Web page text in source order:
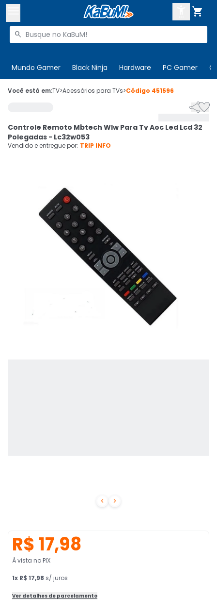

Buscar produtos

Mundo Gamer Black Ninja Hardware PC Gamer
 Olá. Acesse sua conta
Cupons
CADASTRE-SE
Você está em:TV>Acessórios para TVs>Código 451596
 

Controle Remoto Mbtech Wlw Para Tv Aoc Led Lcd 32
Polegadas - Lc32w053
Vendido e entregue por: TRIP INFO
R$ 17,98
À vista no PIX
1x R$ 17,98 s/ juros
Ver detalhes de parcelamento